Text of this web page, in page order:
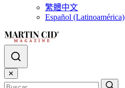
繁體中文
Español (Latinoamérica)
✕